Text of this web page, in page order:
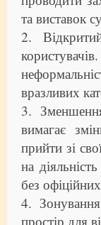
та виставок
2.
вразливих
3.
вимагає
прийти зі
на
без
4.
простір для